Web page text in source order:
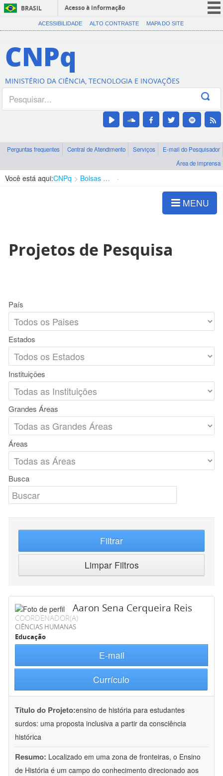
BRASIL
Acesso à informação
CORONAVÍRUS (COVID-19)
Canais
ACESSIBILIDADE ALTO CONTRASTE MAPA DO SITE
CNPq
MINISTÉRIO DA CIÊNCIA, TECNOLOGIA E INOVAÇÕES
Perguntas frequentes Central de Atendimento Serviços
E-mail do Pesquisador
Área de imprensa
Você está aqui:CNPq Bolsas e Auxílios Vigentes
MENU
Projetos de Pesquisa
País
Estados
Instituições
Grandes Áreas
Áreas
Busca
Filtrar
Limpar Filtros
Aaron Sena Cerqueira Reis
COORDENADOR(A)
CIÊNCIAS HUMANAS
Educação
E-mail
Currículo
Título do Projeto:ensino de história para estudantes
surdos: uma proposta inclusiva a partir da consciência
histórica
Resumo: Localizado em uma zona de fronteiras, o Ensino
de História é um campo do conhecimento direcionado aos